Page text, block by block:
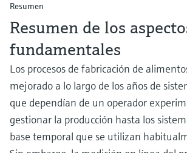
Resumen
Resumen de los
fundamentales
Los procesos de fabricación de
mejorado a lo largo de los años de
que dependían de un operador
gestionar la producción hasta los
base temporal que se utilizan